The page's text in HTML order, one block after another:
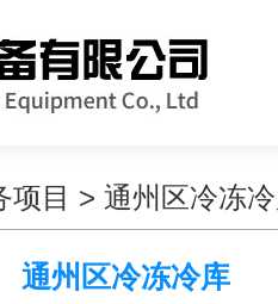
项目 > 通州区冷冻
通州区冷冻冷库